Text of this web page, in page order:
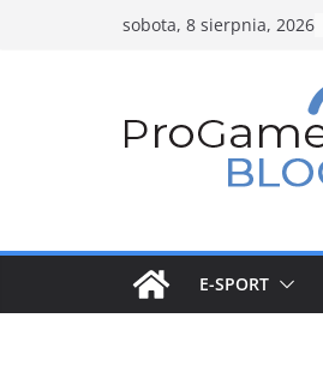
sobota, 8 sierpnia, 2026
E-SPORT